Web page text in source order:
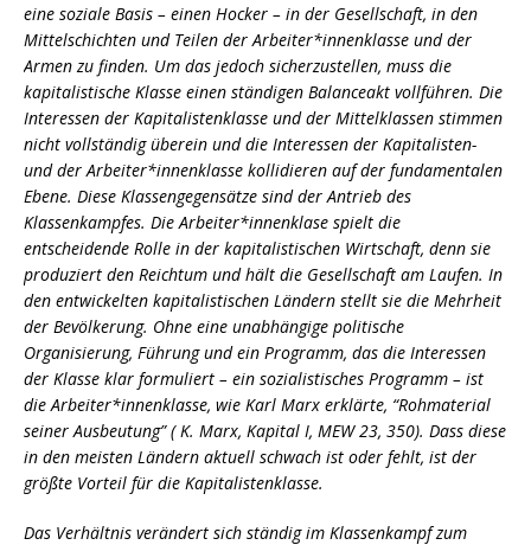
eine soziale Basis – einen Hocker – in der Gesellschaft, in den
Mittelschichten und Teilen der Arbeiter*innenklasse und der
Armen zu finden. Um das jedoch sicherzustellen, muss die
kapitalistische Klasse einen ständigen Balanceakt vollführen. Die
Interessen der Kapitalistenklasse und der Mittelklassen stimmen
nicht vollständig überein und die Interessen der Kapitalisten-
und der Arbeiter*innenklasse kollidieren auf der fundamentalen
Ebene. Diese Klassengegensätze sind der Antrieb des
Klassenkampfes. Die Arbeiter*innenklase spielt die
entscheidende Rolle in der kapitalistischen Wirtschaft, denn sie
produziert den Reichtum und hält die Gesellschaft am Laufen. In
den entwickelten kapitalistischen Ländern stellt sie die Mehrheit
der Bevölkerung. Ohne eine unabhängige politische
Organisierung, Führung und ein Programm, das die Interessen
der Klasse klar formuliert – ein sozialistisches Programm – ist
die Arbeiter*innenklasse, wie Karl Marx erklärte, “Rohmaterial
seiner Ausbeutung” ( K. Marx, Kapital I, MEW 23, 350). Dass diese
in den meisten Ländern aktuell schwach ist oder fehlt, ist der
größte Vorteil für die Kapitalistenklasse.
Das Verhältnis verändert sich ständig im Klassenkampf zum